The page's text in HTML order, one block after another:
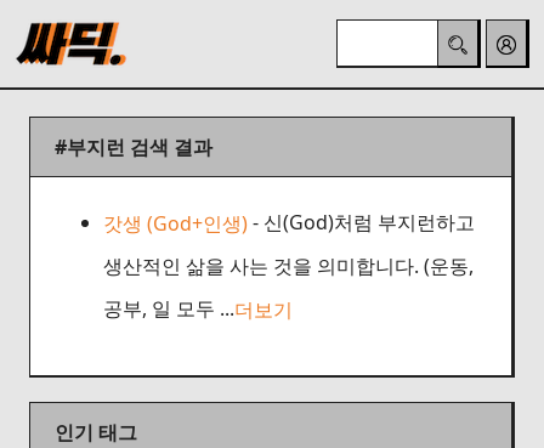
#부지런 검색 결과
갓생 (God+인생)- 신(God)처럼 부지런하고
생산적인 삶을 사는 것을 의미합니다. (운동,
공부, 일 모두 ...더보기
인기 태그